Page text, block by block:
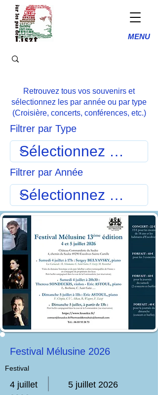
MENU
Retrouvez tous vos souvenirs et
sélectionnez les par année ou par type
(Croisière, concerts, conférences, etc.)
Filtrer par Type
Filtrer par Année
Festival Mélusine 2026
Festival
4 juillet
5 juillet 2026